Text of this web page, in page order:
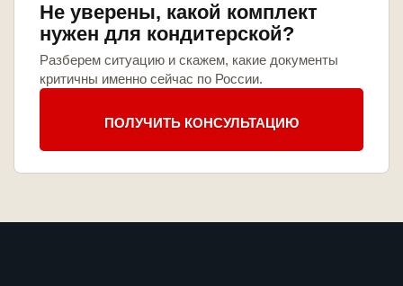
Не уверены, какой комплект
нужен для кондитерской?
Разберем ситуацию и скажем, какие документы
критичны именно сейчас по России.
ПОЛУЧИТЬ КОНСУЛЬТАЦИЮ